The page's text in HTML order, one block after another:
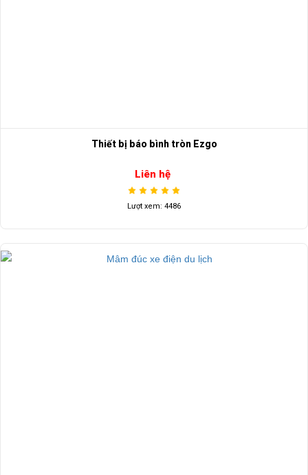
Thiết bị báo bình tròn Ezgo
Liên hệ
Lượt xem: 4486